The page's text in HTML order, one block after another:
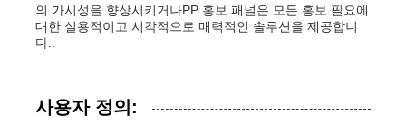
의 가시성을 향상시키거나PP 홍보 패널은 모든 홍보 필요에
대한 실용적이고 시각적으로 매력적인 솔루션을 제공합니
다..
사용자 정의: